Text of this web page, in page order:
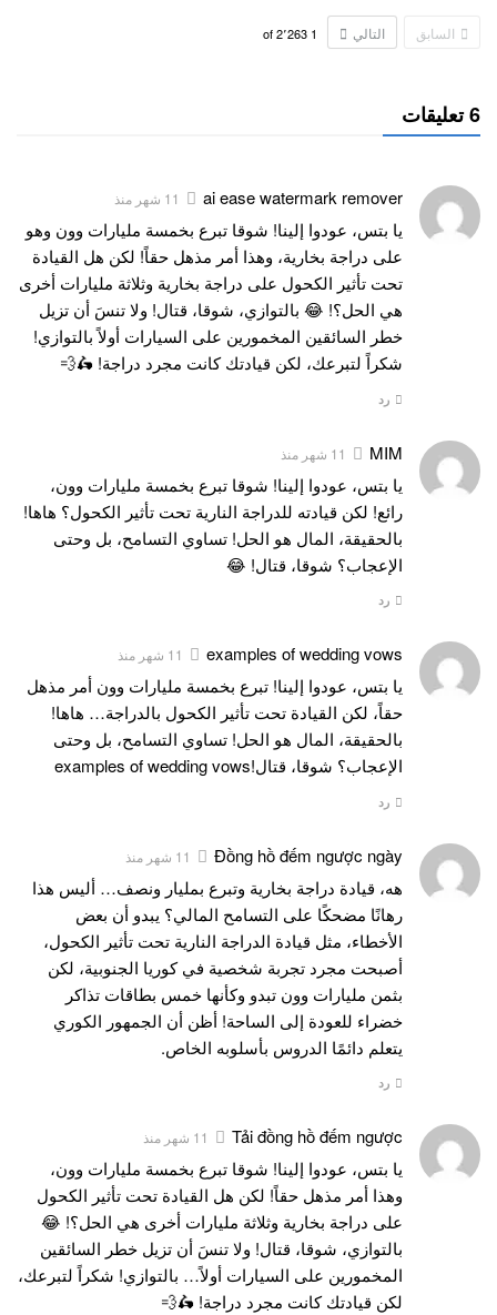
السابق التالي 1 2٬263
6 تعليقات
ai ease watermark remover 11 شهر منذ
يا بتس، عودوا إلينا! شوقا تبرع بخمسة مليارات وون وهو
على دراجة بخارية، وهذا أمر مذهل حقاً! لكن هل القيادة
تحت تأثير الكحول على دراجة بخارية وثلاثة مليارات أخرى
هي الحل؟! 😂 بالتوازي، شوقا، قتال! ولا تنسَ أن تزيل
خطر السائقين المخمورين على السيارات أولاً بالتوازي!
شكراً لتبرعك، لكن قيادتك كانت مجرد دراجة! 🛵💨
رد
MIM 11 شهر منذ
يا بتس، عودوا إلينا! شوقا تبرع بخمسة مليارات وون،
رائع! لكن قيادته للدراجة النارية تحت تأثير الكحول؟ هاها!
بالحقيقة، المال هو الحل! تساوي التسامح، بل وحتى
الإعجاب؟ شوقا، قتال! 😂
رد
examples of wedding vows 11 شهر منذ
يا بتس، عودوا إلينا! تبرع بخمسة مليارات وون أمر مذهل
حقاً، لكن القيادة تحت تأثير الكحول بالدراجة… هاها!
بالحقيقة، المال هو الحل! تساوي التسامح، بل وحتى
الإعجاب؟ شوقا، قتال!examples of wedding vows
رد
Đồng hồ đếm ngược ngày 11 شهر منذ
هه، قيادة دراجة بخارية وتبرع بمليار ونصف… أليس هذا
رهانًا مضحكًا على التسامح المالي؟ يبدو أن بعض
الأخطاء، مثل قيادة الدراجة النارية تحت تأثير الكحول،
أصبحت مجرد تجربة شخصية في كوريا الجنوبية، لكن
بثمن مليارات وون تبدو وكأنها خمس بطاقات تذاكر
خضراء للعودة إلى الساحة! أظن أن الجمهور الكوري
يتعلم دائمًا الدروس بأسلوبه الخاص.
رد
Tải đồng hồ đếm ngược 11 شهر منذ
يا بتس، عودوا إلينا! شوقا تبرع بخمسة مليارات وون،
وهذا أمر مذهل حقاً! لكن هل القيادة تحت تأثير الكحول
على دراجة بخارية وثلاثة مليارات أخرى هي الحل؟! 😂
بالتوازي، شوقا، قتال! ولا تنسَ أن تزيل خطر السائقين
المخمورين على السيارات أولاً… بالتوازي! شكراً لتبرعك،
لكن قيادتك كانت مجرد دراجة! 🛵💨